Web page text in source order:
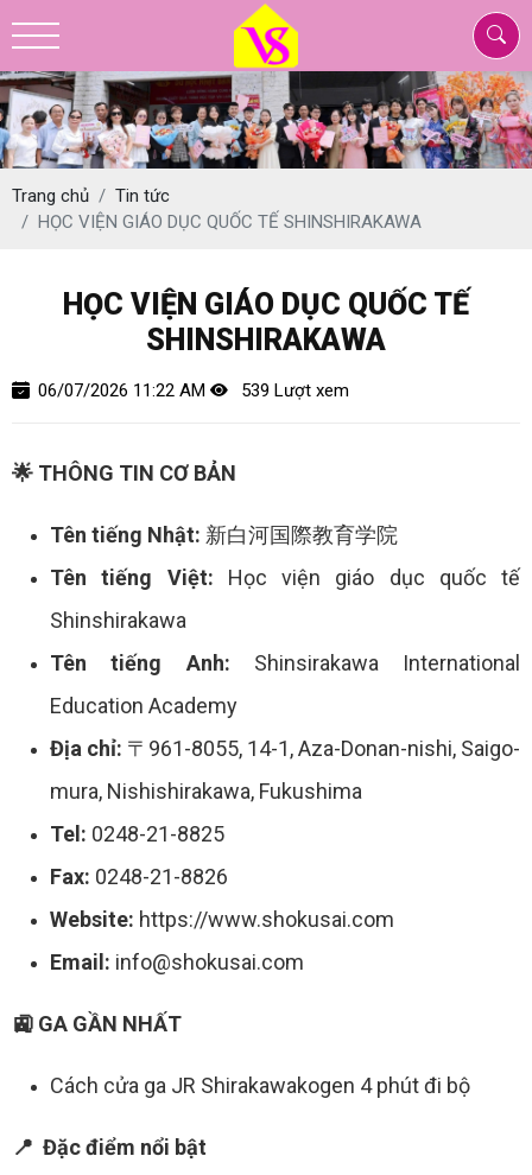
Trang chủ
Tin tức
HỌC VIỆN GIÁO DỤC QUỐC TẾ SHINSHIRAKAWA
HỌC VIỆN GIÁO DỤC QUỐC TẾ
SHINSHIRAKAWA
06/07/2026 11:22 AM 539 Lượt xem
🌟 THÔNG TIN CƠ BẢN
Tên tiếng Nhật: 新白河国際教育学院
Tên tiếng Việt: Học viện giáo dục quốc tế
Shinshirakawa
Tên tiếng Anh: Shinsirakawa International
Education Academy
Địa chỉ: 〒961-8055, 14-1, Aza-Donan-nishi, Saigo-
mura, Nishishirakawa, Fukushima
Tel: 0248-21-8825
Fax: 0248-21-8826
Website: https://www.shokusai.com
Email: info@shokusai.com
🚉 GA GẦN NHẤT
Cách cửa ga JR Shirakawakogen 4 phút đi bộ
📍 Đặc điểm nổi bật